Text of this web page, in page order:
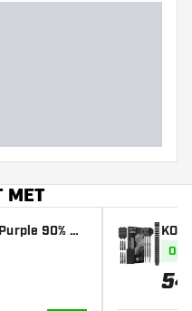
MET
90% Da
ijlen
Op
54